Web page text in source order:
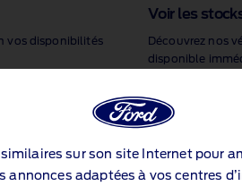
sur son site Internet pour
annonces adaptées à vos centres
vos disponibilités
Voir les
Découvrez nos
disponible